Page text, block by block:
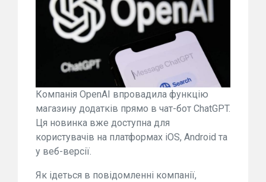
Компанія OpenAI впровадила функцію
магазину додатків прямо в чат-бот ChatGPT.
Ця новинка вже доступна для
користувачів на платформах iOS, Android та
у веб-версії.
Як ідеться в повідомленні компанії,